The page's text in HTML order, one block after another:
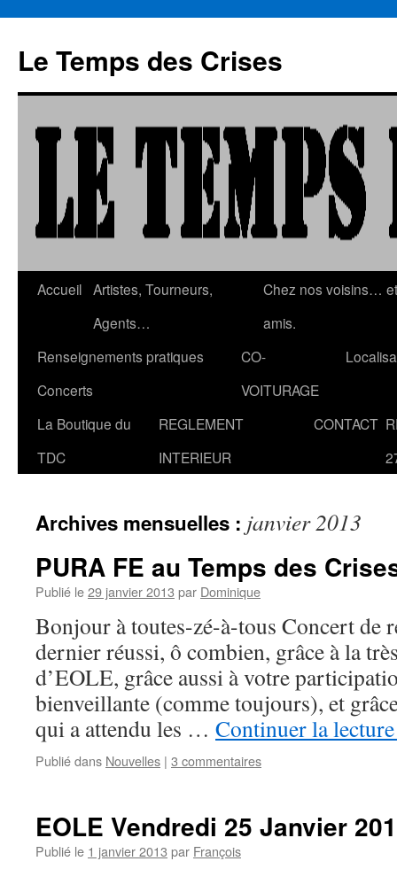
contenu
Le Temps des Crises
Accueil Artistes, Tourneurs,
Agents…
Chez nos voisins… et
amis.
Renseignements pratiques
Concerts
CO-
VOITURAGE
La Boutique du
TDC
REGLEMENT
INTERIEUR
CONTACT
Archives mensuelles : janvier 2013
PURA FE au Temps des
Publié le29 janvier 2013 par Dominique
Bonjour à toutes-zé-à-tous Concert de
dernier réussi, ô combien, grâce à la
d’EOLE, grâce aussi à votre
bienveillante (comme toujours), et
qui a attendu les … Continuer la
Publié dans Nouvelles | 3 commentaires
EOLE Vendredi 25 Janvier
Publié le 1 janvier 2013 par François